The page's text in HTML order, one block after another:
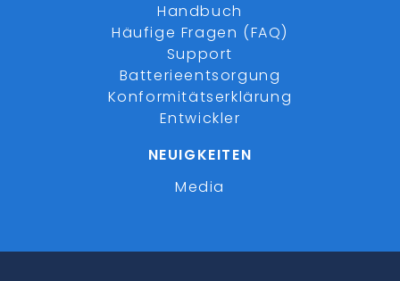
Handbuch
Häufige Fragen (FAQ)
Support
Batterieentsorgung
Konformitätserklärung
Entwickler
NEUIGKEITEN
Media